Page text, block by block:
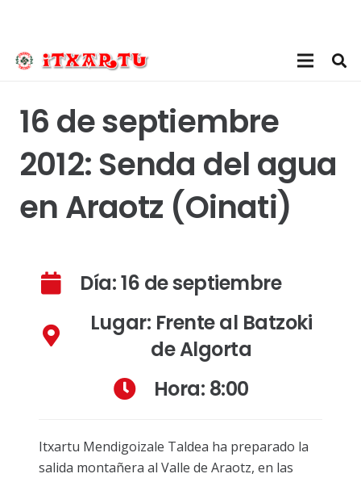
16 de septiembre
2012: Senda del agua
en Araotz (Oinati)
Día: 16 de septiembre
Lugar: Frente al Batzoki
de Algorta
Hora: 8:00
Itxartu Mendigoizale Taldea ha preparado la
salida montañera al Valle de Araotz, en las